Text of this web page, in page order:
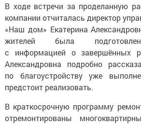
В ходе встречи за проделанную
компании отчиталась директор
«Наш дом» Екатерина
жителей была
с информацией о завершённых
Александровна подробно
по благоустройству уже
предстоит реализовать.
В краткосрочную программу
отремонтированы